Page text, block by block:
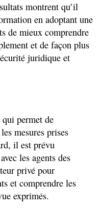
montrent qu’il
en adoptant une
de mieux comprendre
et de façon plus
juridique et
permet de
mesures prises
il est prévu
les agents des
privé pour
et comprendre les
exprimés.